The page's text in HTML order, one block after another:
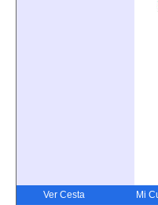
Ver Cesta Mi